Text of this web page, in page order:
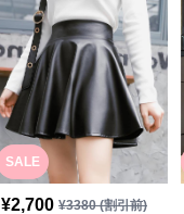
SALE
¥2,700 ¥3380(割引前)